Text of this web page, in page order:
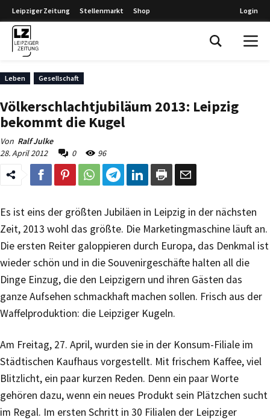
Leipziger Zeitung Stellenmarkt Shop Login
Leben Gesellschaft
Völkerschlachtjubiläum 2013: Leipzig
bekommt die Kugel
Von Ralf Julke
28. April 2012
0 96
Es ist eins der größten Jubiläen in Leipzig in der nächsten
Zeit, 2013 wohl das größte. Die Marketingmaschine läuft an.
Die ersten Reiter galoppieren durch Europa, das Denkmal ist
wieder schön und in die Souvenirgeschäfte halten all die
Dinge Einzug, die den Leipzigern und ihren Gästen das
ganze Aufsehen schmackhaft machen sollen. Frisch aus der
Waffelproduktion: die Leipziger Kugeln.
Am Freitag, 27. April, wurden sie in der Konsum-Filiale im
Städtischen Kaufhaus vorgestellt. Mit frischem Kaffee, viel
Blitzlicht, ein paar kurzen Reden. Denn ein paar Worte
gehören dazu, wenn ein neues Produkt sein Plätzchen sucht
im Regal. Im ersten Schritt in 30 Filialen der Leipziger